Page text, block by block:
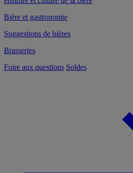
Bière et gastronomie
Suggestions de bières
Brasseries
Foire aux questions Soldes